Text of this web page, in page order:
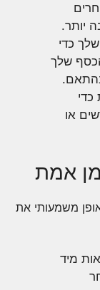
יותר.
כדי
שלך
או
אמת
משמעותי את
מיד